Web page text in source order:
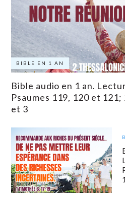
BIBLE EN 1 AN
Bible audio en 1 an.
Psaumes 119, 120 et
et 3